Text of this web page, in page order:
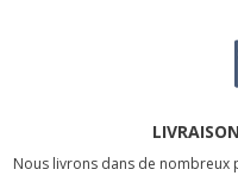
Nous livrons dans de